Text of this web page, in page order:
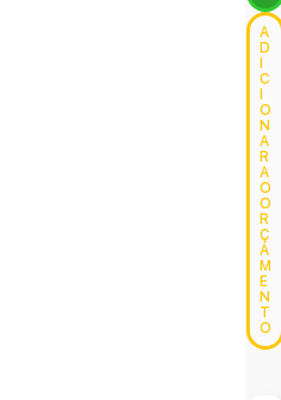
A
D
C
O
N
A
R
A
O
O
R
Ç
A
M
E
N
T
O